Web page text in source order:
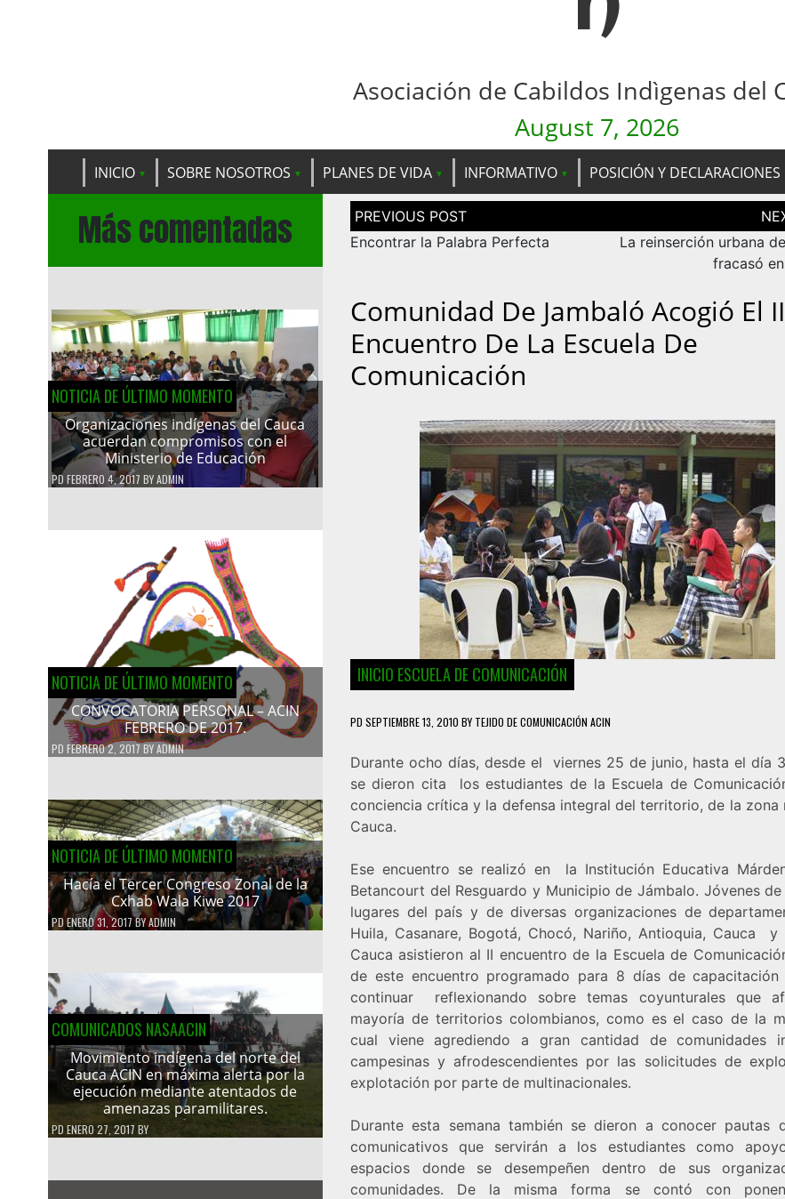
Asociación de Cabildos Indìgenas del
August 7, 2026
INICIO SOBRE NOSOTROS PLANES DE VIDA INFORMATIVO POSICIÓN Y DECLARACIONES
Más comentadas
NOTICIA DE ÚLTIMO MOMENTO
Organizaciones indígenas del Cauca
acuerdan compromisos con el
Ministerio de Educación
PD FEBRERO 4, 2017 BYADMIN
NOTICIA DE ÚLTIMO MOMENTO
CONVOCATORIA PERSONAL – ACIN
FEBRERO DE 2017.
PD FEBRERO 2, 2017BYADMIN
NOTICIA DE ÚLTIMO MOMENTO
Hacía el Tercer Congreso Zonal de la
Cxhab Wala Kiwe 2017
PDENERO 31, 2017BYADMIN
COMUNICADOS NASAACIN
Movimiento indígena del norte del
Cauca ACIN en máxima alerta por la
ejecución mediante atentados de
amenazas paramilitares.
PD ENERO 27, 2017 BY
Navegación
de
entradas
Encontrar la Palabra Perfecta
La reinserción urbana
fracasó
Comunidad De Jambaló Acogió El II
Encuentro De La Escuela De
Comunicación
INICIO ESCUELA DE COMUNICACIÓN
PD SEPTIEMBRE 13, 2010 BY TEJIDO DE COMUNICACIÓN ACIN
Durante ocho días, desde el viernes 25 de junio, hasta el día
se dieron cita los estudiantes de la Escuela de
conciencia crítica y la defensa integral del territorio, de la zona
Cauca.
Ese encuentro se realizó en la Institución Educativa
Betancourt del Resguardo y Municipio de Jámbalo. Jóvenes
lugares del país y de diversas organizaciones de
Huila, Casanare, Bogotá, Chocó, Nariño, Antioquia, Cauca y
Cauca asistieron al II encuentro de la Escuela de
de este encuentro programado para 8 días de capacitación
continuar reflexionando sobre temas coyunturales que
mayoría de territorios colombianos, como es el caso de la
cual viene agrediendo a gran cantidad de comunidades
campesinas y afrodescendientes por las solicitudes de
explotación por parte de multinacionales.
Durante esta semana también se dieron a conocer pautas
comunicativos que servirán a los estudiantes como
espacios donde se desempeñen dentro de sus
comunidades. De la misma forma se contó con